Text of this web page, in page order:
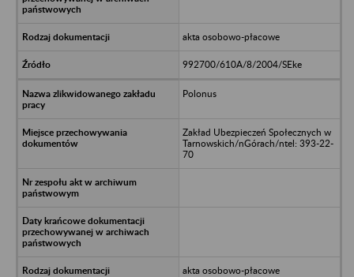
akta osobowo-płacowe
992700/610A/8/2004/SEke
Polonus
Zakład Ubezpieczeń Społecznych w
Tarnowskich/nGórach/ntel: 393-22-
70
akta osobowo-płacowe